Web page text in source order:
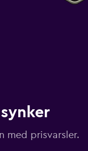
med prisvarsler.